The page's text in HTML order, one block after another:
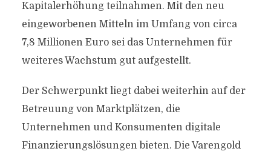
Kapitalerhöhung teilnahmen. Mit den neu
eingeworbenen Mitteln im Umfang von circa
7,8 Millionen Euro sei das Unternehmen für
weiteres Wachstum gut aufgestellt.
Der Schwerpunkt liegt dabei weiterhin auf der
Betreuung von Marktplätzen, die
Unternehmen und Konsumenten digitale
Finanzierungslösungen bieten. Die Varengold